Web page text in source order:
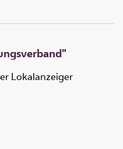
Lokalanzeiger